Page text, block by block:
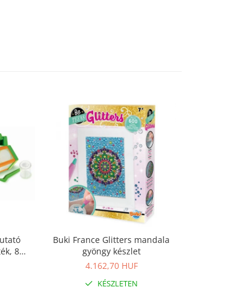
8
Buki France Glitters mandala
gyöngy készlet
4.162,70 HUF
KÉSZLETEN